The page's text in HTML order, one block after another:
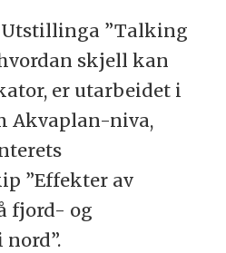
”Talking
skjell kan
er utarbeidet i
Akvaplan-niva,
”Effekter av
fjord- og